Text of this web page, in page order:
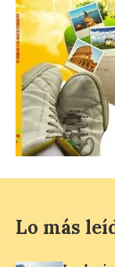
7 Ago 2026
solar del 12
obstáculos. El
la […]
Lo más